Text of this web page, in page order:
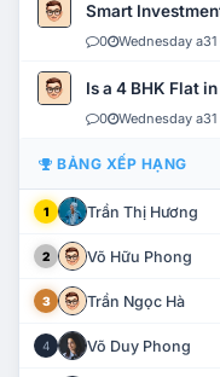
Smart
0 Wednesday
Is a 4 BHK Flat
0 Wednesday
BẢNG XẾP HẠNG
1 Trần Thị Hương
2 Võ Hữu Phong
3 Trần Ngọc Hà
4 Võ Duy Phong